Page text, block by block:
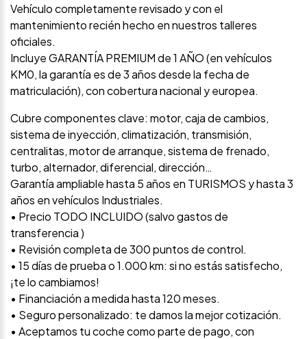
Vehículo completamente revisado y con el
mantenimiento recién hecho en nuestros talleres
oficiales.
Incluye GARANTÍA PREMIUM de 1 AÑO (en vehículos
KM0, la garantía es de 3 años desde la fecha de
matriculación), con cobertura nacional y europea.
Cubre componentes clave: motor, caja de cambios,
sistema de inyección, climatización, transmisión,
centralitas, motor de arranque, sistema de frenado,
turbo, alternador, diferencial, dirección…
Garantía ampliable hasta 5 años en TURISMOS y hasta 3
años en vehículos Industriales.
• Precio TODO INCLUIDO (salvo gastos de
transferencia )
• Revisión completa de 300 puntos de control.
• 15 días de prueba o 1.000 km: si no estás satisfecho,
¡te lo cambiamos!
• Financiación a medida hasta 120 meses.
• Seguro personalizado: te damos la mejor cotización.
• Aceptamos tu coche como parte de pago, con